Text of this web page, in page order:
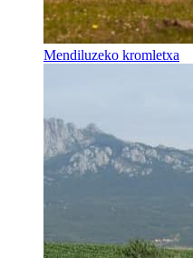
Mendiluzeko kromletxa